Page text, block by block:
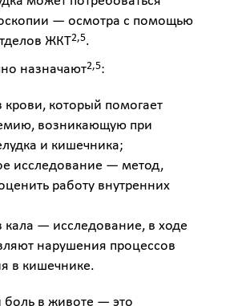
— осмотра с помощью
ЖКТ2,5.
назначают2,5:
который помогает
возникающую при
и кишечника;
исследование — метод,
работу внутренних
— исследование, в ходе
нарушения процессов
в кишечнике.
боль в животе — это